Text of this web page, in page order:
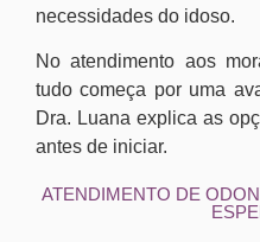
necessidades do idoso.
No atendimento aos
tudo começa por uma
Dra. Luana explica as
antes de iniciar.
ATENDIMENTO DE